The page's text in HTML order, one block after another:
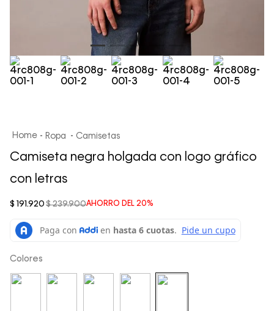
Ropa Camisetas
Camiseta negra holgada con logo gráfico
con letras
AHORRO DEL 20%
$ 239.900
$ 191.920
Colores